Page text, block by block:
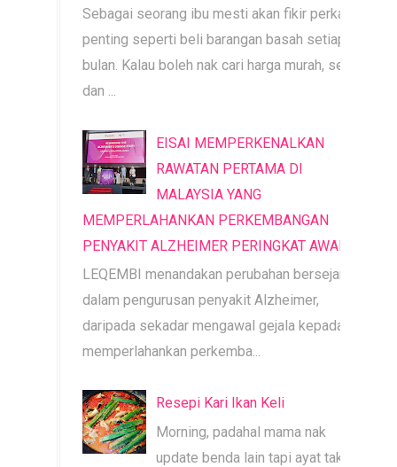
Sebagai seorang ibu mesti akan fikir perkara
penting seperti beli barangan basah setiap
bulan. Kalau boleh nak cari harga murah, segar
dan ...
EISAI MEMPERKENALKAN
RAWATAN PERTAMA DI
MALAYSIA YANG
MEMPERLAHANKAN PERKEMBANGAN
PENYAKIT ALZHEIMER PERINGKAT AWAL
LEQEMBI menandakan perubahan bersejarah
dalam pengurusan penyakit Alzheimer,
daripada sekadar mengawal gejala kepada
memperlahankan perkemba...
Resepi Kari Ikan Keli
Morning, padahal mama nak
update benda lain tapi ayat tak